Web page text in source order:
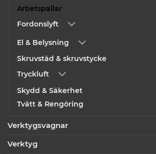
Arbetspallar
Fordonslyft
El & Belysning
Skruvstäd & skruvstycke
Tryckluft
Skydd & Säkerhet
Tvätt & Rengöring
Verktygsvagnar
Verktyg